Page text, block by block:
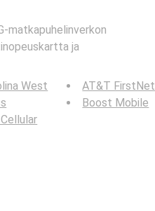
matkapuhelinverkon
ja
West
Cellular
AT&T FirstNet
Boost Mobile